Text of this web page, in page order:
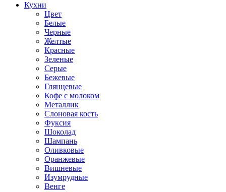
Кухни
Цвет
Белые
Черные
Желтые
Красные
Зеленые
Серые
Бежевые
Глянцевые
Кофе с молоком
Металлик
Слоновая кость
Фуксия
Шоколад
Шампань
Оливковые
Оранжевые
Вишневые
Изумрудные
Венге